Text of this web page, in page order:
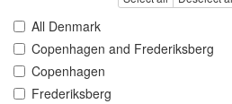
All Denmark
Copenhagen and Frederiksberg
Copenhagen
Frederiksberg